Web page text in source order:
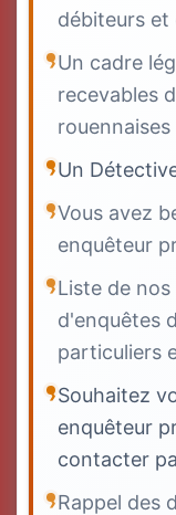
débiteurs
Un cadre
recevables
rouennaises
Un
Vous avez
enquêteur
Liste de
d'enquêtes
particuliers
Souhaitez
enquêteur
contacter
Rappel des